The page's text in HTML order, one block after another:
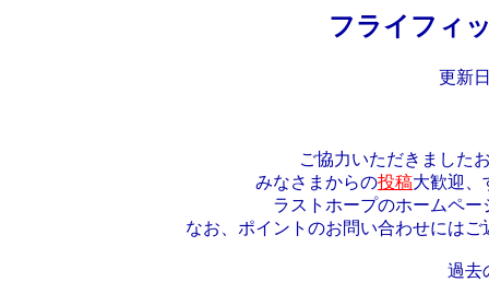
フライフィ
更新
ご協力いただきました
みなさまからの投稿大歓迎、
ラストホープのホームペ
なお、ポイントのお問い合わせには
過去